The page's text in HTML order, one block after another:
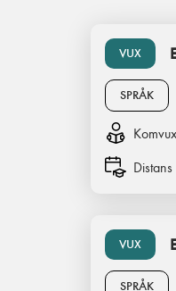
VUX
SPRÅK
Distans
VUX
SPRÅK